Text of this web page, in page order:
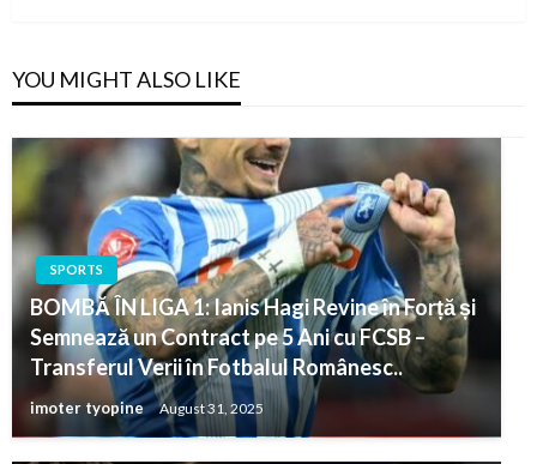
YOU MIGHT ALSO LIKE
SPORTS
BOMBĂ ÎN LIGA 1: Ianis Hagi Revine în Forță și
Semnează un Contract pe 5 Ani cu FCSB –
Transferul Verii în Fotbalul Românesc..
imoter tyopine August 31, 2025